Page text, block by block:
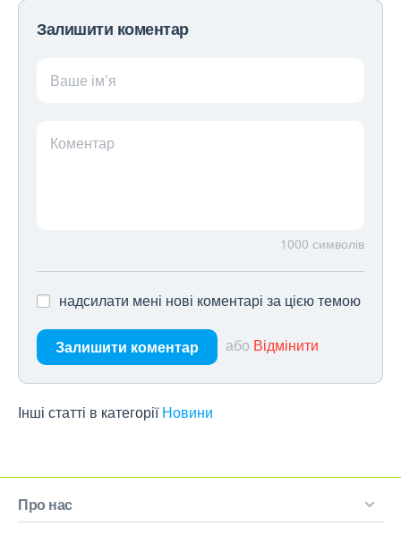
Залишити коментар
Ваше ім’я
Коментар
1000 символів
надсилати мені нові коментарі за цією темою
Залишити коментар або Відмінити
Інші статті в категорії Новини
Про нас